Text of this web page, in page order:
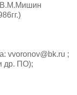
В.М.Мишин
vvoronov@bk.ru ;
др. ПО);